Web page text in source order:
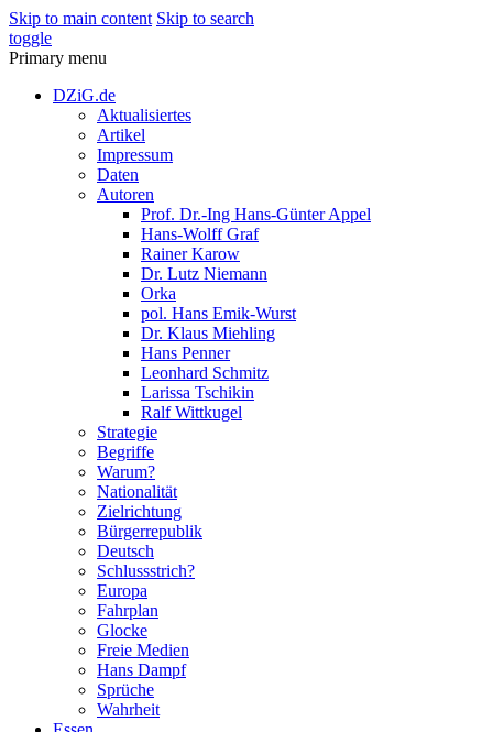
Skip to main content Skip to search
toggle
Primary menu
DZiG.de
Aktualisiertes
Artikel
Impressum
Daten
Autoren
Prof. Dr.-Ing Hans-Günter Appel
Hans-Wolff Graf
Rainer Karow
Dr. Lutz Niemann
Orka
pol. Hans Emik-Wurst
Dr. Klaus Miehling
Hans Penner
Leonhard Schmitz
Larissa Tschikin
Ralf Wittkugel
Strategie
Begriffe
Warum?
Nationalität
Zielrichtung
Bürgerrepublik
Deutsch
Schlussstrich?
Europa
Fahrplan
Glocke
Freie Medien
Hans Dampf
Sprüche
Wahrheit